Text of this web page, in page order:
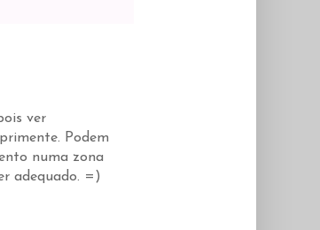
ver
Podem
numa zona
adequado. =)